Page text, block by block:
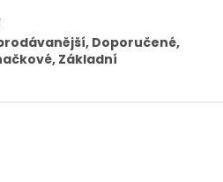
Doporučené,
Základní